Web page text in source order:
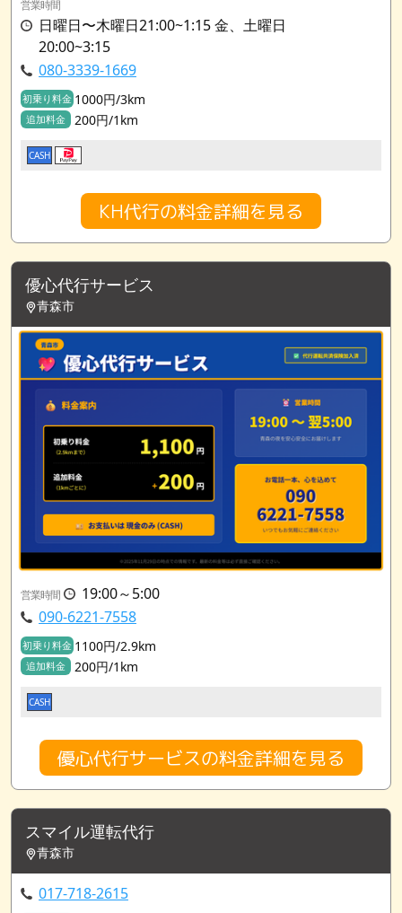
営業時間
日曜日〜木曜日21:00~1:15 金、土曜日
20:00~3:15
080-3339-1669
初乗り料金 1000円/3km
追加料金 200円/1km
CASH
KH代行の料金詳細を見る
優心代行サービス
青森市
営業時間
19:00～5:00
090-6221-7558
初乗り料金 1100円/2.9km
追加料金 200円/1km
CASH
優心代行サービスの料金詳細を見る
スマイル運転代行
青森市
017-718-2615